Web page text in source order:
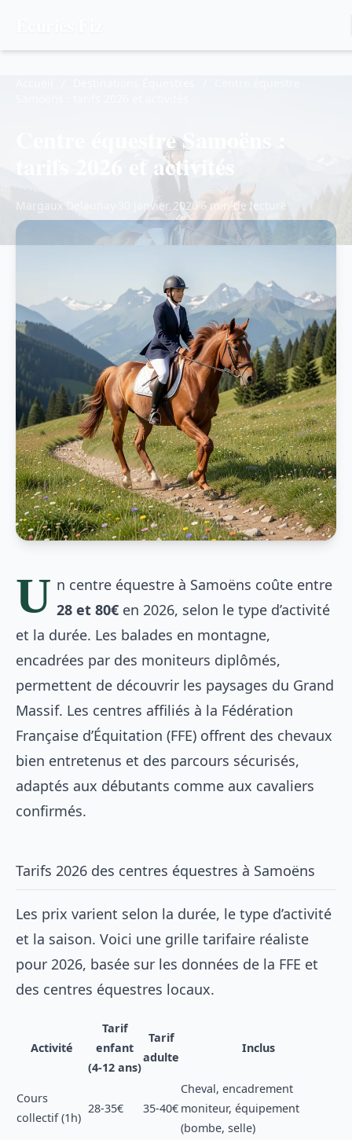
Centre équestre Samoëns :
tarifs 2026 et activités
Margaux Delaunay 30 janvier 2026 6 min de lecture
U n centre équestre à Samoëns coûte entre
28 et 80€ en 2026, selon le type d’activité
et la durée. Les balades en montagne,
encadrées par des moniteurs diplômés,
permettent de découvrir les paysages du Grand
Massif. Les centres affiliés à la Fédération
Française d’Équitation (FFE) offrent des chevaux
bien entretenus et des parcours sécurisés,
adaptés aux débutants comme aux cavaliers
confirmés.
Tarifs 2026 des centres équestres à Samoëns
Les prix varient selon la durée, le type d’activité
et la saison. Voici une grille tarifaire réaliste
pour 2026, basée sur les données de la FFE et
des centres équestres locaux.
Activité
Tarif
enfant
(4-12 ans)
Tarif
adulte
Inclus
Cours
collectif (1h)
28-35€ 35-40€
Cheval, encadrement
moniteur, équipement
(bombe, selle)